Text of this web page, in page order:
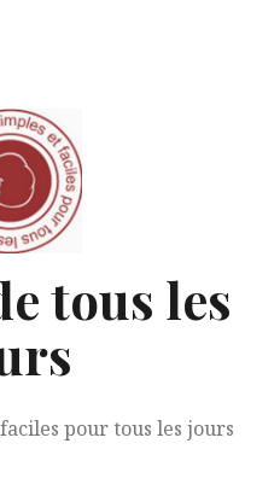
tous les
pour tous les jours